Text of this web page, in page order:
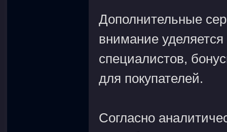
Дополнительные
внимание
специалистов,
для покупателей.
Согласно